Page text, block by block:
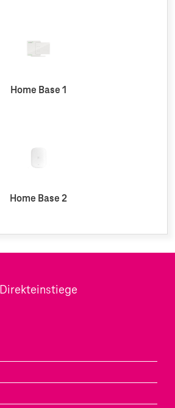
Home Base 1
Home Base 2
Direkteinstiege